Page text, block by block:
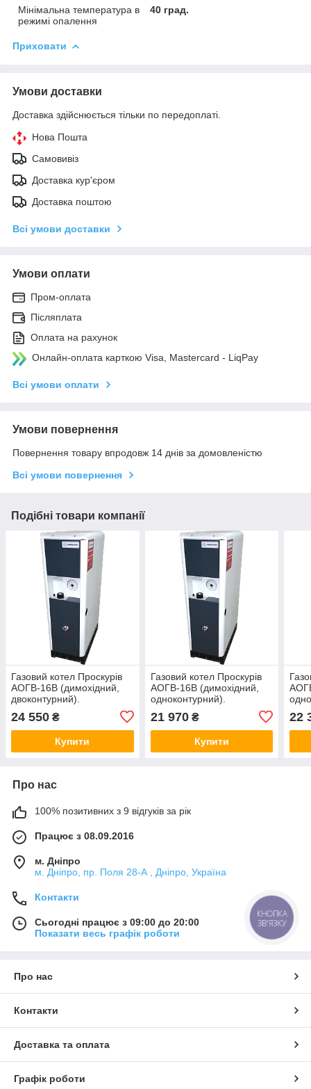
Мінімальна температура в
режимі опалення
40 град.
Приховати
Умови доставки
Доставка здійснюється тільки по передоплаті.
Нова Пошта
Самовивіз
Доставка кур'єром
Доставка поштою
Всі умови доставки
Умови оплати
Пром-оплата
Післяплата
Оплата на рахунок
Онлайн-оплата карткою Visa, Mastercard - LiqPay
Всі умови оплати
Умови повернення
Повернення товару впродовж 14 днів за домовленістю
Всі умови повернення
Подібні товари компанії
Газовий котел Проскурів
АОГВ-16В (димохідний,
двоконтурний).
24 550 ₴
Купити
Газовий котел Проскурів
АОГВ-16В (димохідний,
одноконтурний).
21 970₴
Купити
22
Про нас
100% позитивних з 9 відгуків за рік
Працює з 08.09.2016
м. Дніпро
м. Дніпро, пр. Поля 28-А , Дніпро, Україна
Контакти
Сьогодні працює з 09:00 до 20:00
Показати весь графік роботи
Про нас
Контакти
Доставка та оплата
Графік роботи
КНОПКА
ЗВ'ЯЗКУ